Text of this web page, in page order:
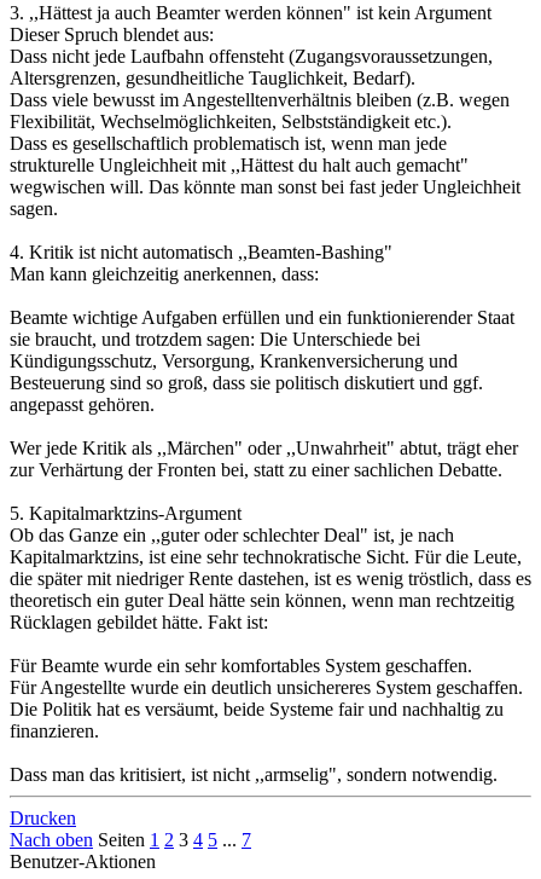
3. ,,Hättest ja auch Beamter werden können" ist kein Argument
Dieser Spruch blendet aus:
Dass nicht jede Laufbahn offensteht (Zugangsvoraussetzungen,
Altersgrenzen, gesundheitliche Tauglichkeit, Bedarf).
Dass viele bewusst im Angestelltenverhältnis bleiben (z.B. wegen
Flexibilität, Wechselmöglichkeiten, Selbstständigkeit etc.).
Dass es gesellschaftlich problematisch ist, wenn man jede
strukturelle Ungleichheit mit ,,Hättest du halt auch gemacht"
wegwischen will. Das könnte man sonst bei fast jeder Ungleichheit
sagen.
4. Kritik ist nicht automatisch ,,Beamten-Bashing"
Man kann gleichzeitig anerkennen, dass:
Beamte wichtige Aufgaben erfüllen und ein funktionierender Staat
sie braucht, und trotzdem sagen: Die Unterschiede bei
Kündigungsschutz, Versorgung, Krankenversicherung und
Besteuerung sind so groß, dass sie politisch diskutiert und ggf.
angepasst gehören.
Wer jede Kritik als ,,Märchen" oder ,,Unwahrheit" abtut, trägt eher
zur Verhärtung der Fronten bei, statt zu einer sachlichen Debatte.
5. Kapitalmarktzins-Argument
Ob das Ganze ein ,,guter oder schlechter Deal" ist, je nach
Kapitalmarktzins, ist eine sehr technokratische Sicht. Für die Leute,
die später mit niedriger Rente dastehen, ist es wenig tröstlich, dass es
theoretisch ein guter Deal hätte sein können, wenn man rechtzeitig
Rücklagen gebildet hätte. Fakt ist:
Für Beamte wurde ein sehr komfortables System geschaffen.
Für Angestellte wurde ein deutlich unsichereres System geschaffen.
Die Politik hat es versäumt, beide Systeme fair und nachhaltig zu
finanzieren.
Dass man das kritisiert, ist nicht ,,armselig", sondern notwendig.
Drucken
Nach oben Seiten 1 2 3 4 5 ... 7
Benutzer-Aktionen